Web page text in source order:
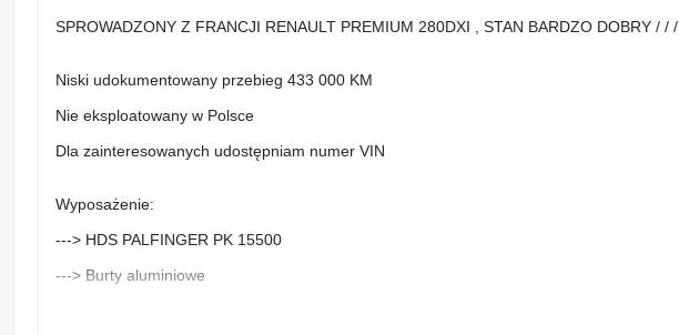
SPROWADZONY Z FRANCJI RENAULT PREMIUM 280DXI , STAN BARDZO DOBRY / / /
Niski udokumentowany przebieg 433 000 KM
Nie eksploatowany w Polsce
Dla zainteresowanych udostępniam numer VIN
Wyposażenie:
---> HDS PALFINGER PK 15500
---> Burty aluminiowe